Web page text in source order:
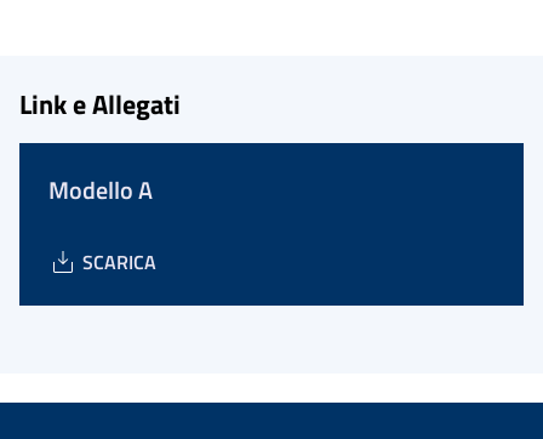
Link e Allegati
Modello A
SCARICA